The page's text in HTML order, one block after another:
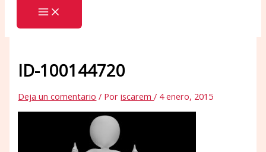
ID-100144720
Deja un comentario / Poriscarem/ 4 enero, 2015